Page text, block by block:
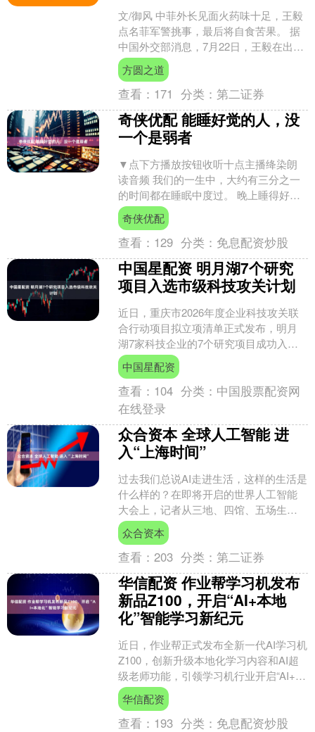
文/御风 中菲外长见面火药味十足，王毅
点名菲军警挑事，最后将自食苦果。 据
中国外交部消息，7月22日，王毅在出席
东亚合作系列外长会期间，应约会见菲
律宾外长拉扎罗....
方圆之道
查看： 171 分类： 第二证券
奇侠优配 能睡好觉的人，没
一个是弱者
▼点下方播放按钮收听十点主播绛染朗
读音频 我们的一生中，大约有三分之一
的时间都在睡眠中度过。 晚上睡得好不
好，直接影响第二天的工作效率和生活
状态。 然而，根据2....
奇侠优配
查看： 129 分类： 免息配资炒股
中国星配资 明月湖7个研究
项目入选市级科技攻关计划
近日，重庆市2026年度企业科技攻关联
合行动项目拟立项清单正式发布，明月
湖7家科技企业的7个研究项目成功入
选。项目正式立项后，市级财政资金将
按照10万元/项予以....
中国星配资
查看： 104 分类： 中国股票配资网
在线登录
众合资本 全球人工智能 进
入“上海时间”
过去我们总说AI走进生活，这样的生活是
什么样的？在即将开启的世界人工智能
大会上，记者从三地、四馆、五场生态
服务的矩阵，以及六条专业的主题线
路，还有八大市民的打卡....
众合资本
查看：203 分类： 第二证券
华信配资 作业帮学习机发布
新品Z100，开启“AI+本地
化”智能学习新纪元
近日，作业帮正式发布全新一代AI学习机
Z100，创新升级本地化学习内容和AI超
级老师功能，引领学习机行业开启“AI+本
地化”的智能学习新纪元。本地化学习内
容方面....
华信配资
查看： 193 分类： 免息配资炒股